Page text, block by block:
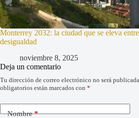
Monterrey 2032: la ciudad que se eleva
desigualdad
noviembre 8, 2025
Deja un comentario
Tu dirección de correo electrónico no será
obligatorios están marcados con *
Nombre*